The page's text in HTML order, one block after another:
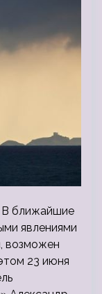
В ближайшие
явлениями
возможен
23 июня